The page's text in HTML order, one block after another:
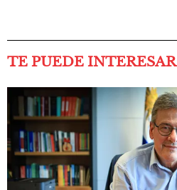
TE PUEDE INTERESAR